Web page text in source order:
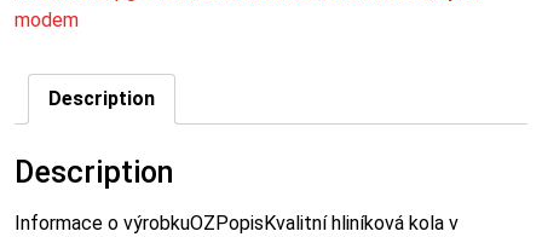
modem
Description
Description
Informace o výrobkuOZPopisKvalitní hliníková kola v